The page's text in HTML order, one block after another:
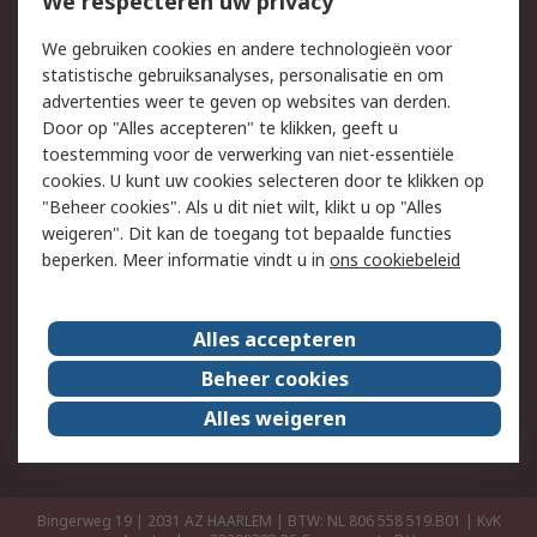
Track & Trace
Wettelijk
Cookiebeleid
Email veiligheid
Privacybeleid
Websitevoorwaarden
Algemene
verkoopvoorwaarden
Over RS
RS Group
Over ons
RS wereldwijd
Werken bij RS
ESG
Bingerweg 19 | 2031 AZ HAARLEM | BTW: NL 806 558 519.B01 | KvK
We gebruiken cookies en andere technologieën voor
statistische gebruiksanalyses, personalisatie en om
advertenties weer te geven op websites van derden.
Door op "Alles accepteren" te klikken, geeft u
toestemming voor de verwerking van niet-essentiële
cookies. U kunt uw cookies selecteren door te klikken op
"Beheer cookies". Als u dit niet wilt, klikt u op "Alles
weigeren". Dit kan de toegang tot bepaalde functies
beperken. Meer informatie vindt u in ons cookiebeleid
Alles accepteren
Beheer cookies
Alles weigeren